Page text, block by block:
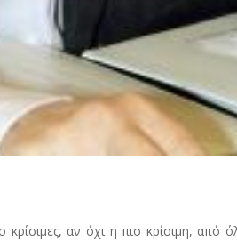
αν όχι η πιο κρίσιμη, από